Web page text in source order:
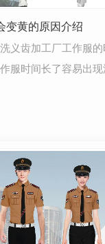
变黄的原因介绍
义齿加工厂工作服的
服时间长了容易出
什么原因呢?